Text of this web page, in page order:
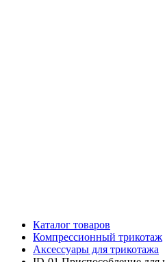
Каталог товаров
Компрессионный трикотаж
Аксессуары для трикотажа